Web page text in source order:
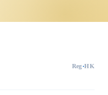
Reg·HK